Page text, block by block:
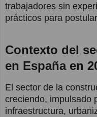
trabajadores sin
prácticos para
Contexto del
en España en
El sector de la
creciendo, impulsado
infraestructura,